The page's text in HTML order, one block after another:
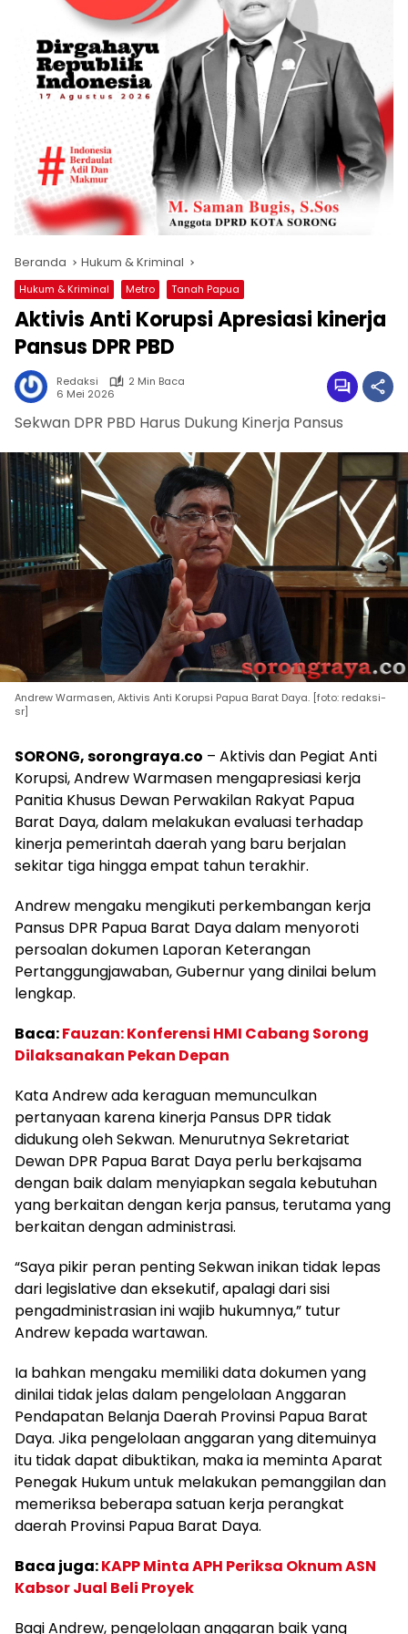
Beranda Hukum & Kriminal
Hukum & Kriminal Metro Tanah Papua
Aktivis Anti Korupsi Apresiasi kinerja
Pansus DPR PBD
Redaksi
2 Min Baca
6 Mei 2026
Sekwan DPR PBD Harus Dukung Kinerja Pansus
Andrew Warmasen, Aktivis Anti Korupsi Papua Barat Daya. [foto: redaksi-
sr]
SORONG, sorongraya.co – Aktivis dan Pegiat Anti
Korupsi, Andrew Warmasen mengapresiasi kerja
Panitia Khusus Dewan Perwakilan Rakyat Papua
Barat Daya, dalam melakukan evaluasi terhadap
kinerja pemerintah daerah yang baru berjalan
sekitar tiga hingga empat tahun terakhir.
Andrew mengaku mengikuti perkembangan kerja
Pansus DPR Papua Barat Daya dalam menyoroti
persoalan dokumen Laporan Keterangan
Pertanggungjawaban, Gubernur yang dinilai belum
lengkap.
Baca:Fauzan: Konferensi HMI Cabang Sorong
Dilaksanakan Pekan Depan
Kata Andrew ada keraguan memunculkan
pertanyaan karena kinerja Pansus DPR tidak
didukung oleh Sekwan. Menurutnya Sekretariat
Dewan DPR Papua Barat Daya perlu berkajsama
dengan baik dalam menyiapkan segala kebutuhan
yang berkaitan dengan kerja pansus, terutama yang
berkaitan dengan administrasi.
“Saya pikir peran penting Sekwan inikan tidak lepas
dari legislative dan eksekutif, apalagi dari sisi
pengadministrasian ini wajib hukumnya,” tutur
Andrew kepada wartawan.
Ia bahkan mengaku memiliki data dokumen yang
dinilai tidak jelas dalam pengelolaan Anggaran
Pendapatan Belanja Daerah Provinsi Papua Barat
Daya. Jika pengelolaan anggaran yang ditemuinya
itu tidak dapat dibuktikan, maka ia meminta Aparat
Penegak Hukum untuk melakukan pemanggilan dan
memeriksa beberapa satuan kerja perangkat
daerah Provinsi Papua Barat Daya.
Baca juga:KAPP Minta APH Periksa Oknum ASN
Kabsor Jual Beli Proyek
Bagi Andrew, pengelolaan anggaran baik yang